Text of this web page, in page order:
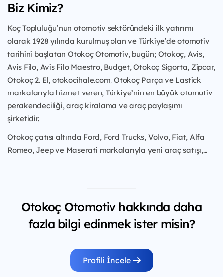
Biz Kimiz?
Koç Topluluğu’nun otomotiv sektöründeki ilk yatırımı
olarak 1928 yılında kurulmuş olan ve Türkiye’de otomotiv
tarihini başlatan Otokoç Otomotiv, bugün; Otokoç, Avis,
Avis Filo, Avis Filo Maestro, Budget, Otokoç Sigorta, Zipcar,
Otokoç 2. El, otokocihale.com, Otokoç Parça ve Lastick
markalarıyla hizmet veren, Türkiye’nin en büyük otomotiv
perakendeciliği, araç kiralama ve araç paylaşımı
şirketidir.
Otokoç çatısı altında Ford, Ford Trucks, Volvo, Fiat, Alfa
Romeo, Jeep ve Maserati markalarıyla yeni araç satışı,...
Otokoç Otomotiv hakkında daha
fazla bilgi edinmek ister misin?
Profili İncele